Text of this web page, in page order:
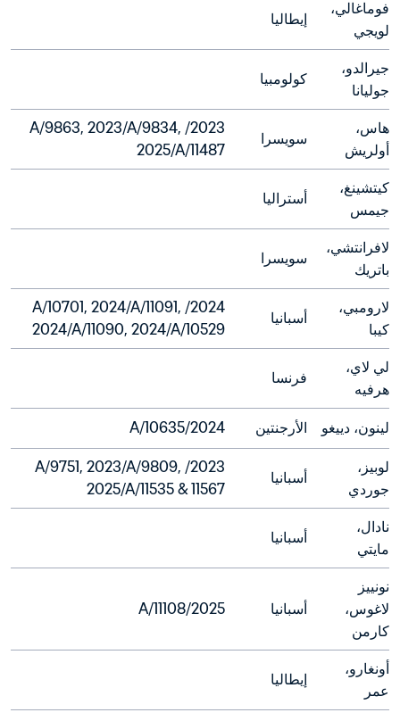
لويجي
إيطاليا
جوليانا
كولومبيا
أولريش
سويسرا
2023/A/9863, 2023/A/9834,
2025/A/11487
جيمس
أستراليا
باتريك
سويسرا
كيبا
أسبانيا
2024/A/10701, 2024/A/11091,
2024/A/11090, 2024/A/10529
هرفيه
فرنسا
لينون، دييغو الأرجنتين 2024/A/10635
جوردي
أسبانيا
2023/A/9751, 2023/A/9809,
2025/A/11535 & 11567
مايتي
أسبانيا
كارمن
أسبانيا 2025/A/11108
عمر
إيطاليا